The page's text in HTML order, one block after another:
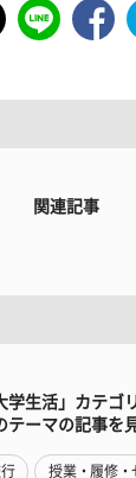
関連記事
学生活」カテゴ
テーマの記事を
授業・履修・